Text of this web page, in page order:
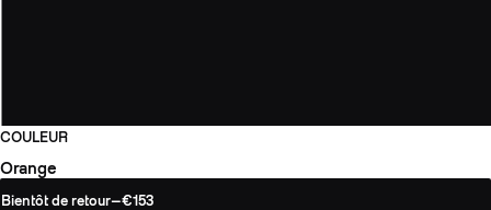
COULEUR
Orange
Bientôt de retour—€153